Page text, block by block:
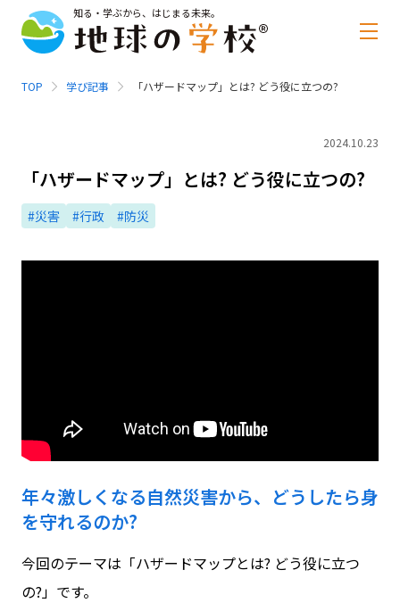
知る・学ぶから、はじまる未来。
TOP 学び記事 「ハザードマップ」とは? どう役に立つの?
2024.10.23
「ハザードマップ」とは? どう役に立つの?
#災害 #行政 #防災
年々激しくなる自然災害から、どうしたら身
を守れるのか?
今回のテーマは「ハザードマップとは? どう役に立つ
の?」です。